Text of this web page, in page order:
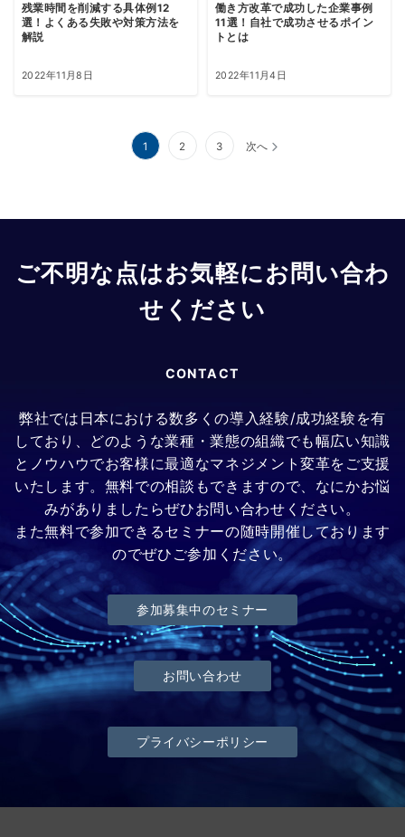
残業時間を削減する具体例12
選！よくある失敗や対策方法を
解説
2022年11月8日
働き方改革で成功した企業事例
11選！自社で成功させるポイン
トとは
2022年11月4日
ゲ
1 2 3 次へ
ご不明な点はお気軽にお問い合わ
せください
CONTACT
弊社では日本における数多くの導入経験/成功経験を有
しており、どのような業種・業態の組織でも幅広い知識
とノウハウでお客様に最適なマネジメント変革をご支援
いたします。無料での相談もできますので、なにかお悩
みがありましたらぜひお問い合わせください。
また無料で参加できるセミナーの随時開催しております
のでぜひご参加ください。
参加募集中のセミナー
お問い合わせ
プライバシーポリシー